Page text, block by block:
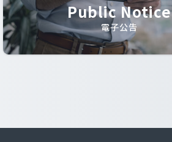
Public Notice
電子公告